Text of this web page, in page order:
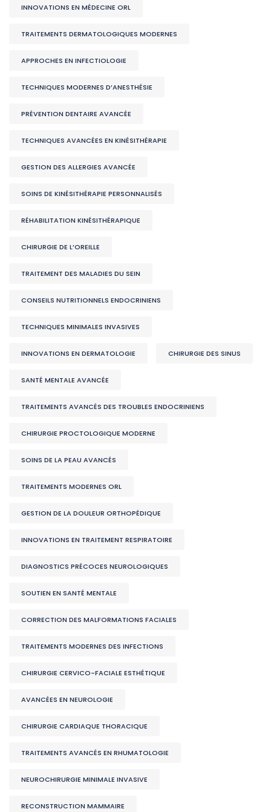
INNOVATIONS EN MÉDECINE ORL
TRAITEMENTS DERMATOLOGIQUES MODERNES
APPROCHES EN INFECTIOLOGIE
TECHNIQUES MODERNES D’ANESTHÉSIE
PRÉVENTION DENTAIRE AVANCÉE
TECHNIQUES AVANCÉES EN KINÉSITHÉRAPIE
GESTION DES ALLERGIES AVANCÉE
SOINS DE KINÉSITHÉRAPIE PERSONNALISÉS
RÉHABILITATION KINÉSITHÉRAPIQUE
CHIRURGIE DE L’OREILLE
TRAITEMENT DES MALADIES DU SEIN
CONSEILS NUTRITIONNELS ENDOCRINIENS
TECHNIQUES MINIMALES INVASIVES
INNOVATIONS EN DERMATOLOGIE CHIRURGIE DES SINUS
SANTÉ MENTALE AVANCÉE
TRAITEMENTS AVANCÉS DES TROUBLES ENDOCRINIENS
CHIRURGIE PROCTOLOGIQUE MODERNE
SOINS DE LA PEAU AVANCÉS
TRAITEMENTS MODERNES ORL
GESTION DE LA DOULEUR ORTHOPÉDIQUE
INNOVATIONS EN TRAITEMENT RESPIRATOIRE
DIAGNOSTICS PRÉCOCES NEUROLOGIQUES
SOUTIEN EN SANTÉ MENTALE
CORRECTION DES MALFORMATIONS FACIALES
TRAITEMENTS MODERNES DES INFECTIONS
CHIRURGIE CERVICO-FACIALE ESTHÉTIQUE
AVANCÉES EN NEUROLOGIE
CHIRURGIE CARDIAQUE THORACIQUE
TRAITEMENTS AVANCÉS EN RHUMATOLOGIE
NEUROCHIRURGIE MINIMALE INVASIVE
RECONSTRUCTION MAMMAIRE